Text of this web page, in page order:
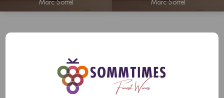
Marc Sorrel Marc Sorrel
Le Domaine Marc Sorrel est situé dans l'Hermitage et est
l'un des rares domaines en dehors de la Bourgogne.
L'origine du domaine remonte à 1928 et il est réputé pour
son élégance et son raffinement. Il s'agit d'un petit